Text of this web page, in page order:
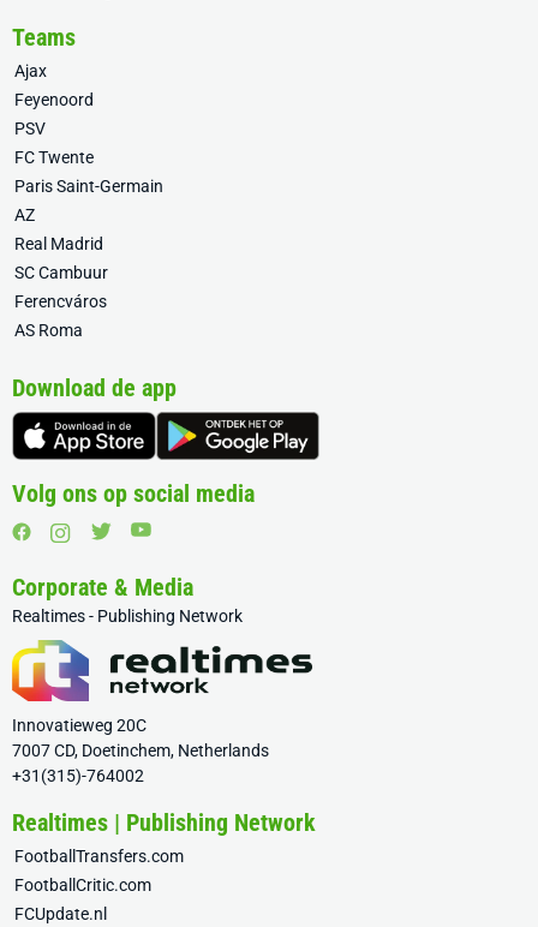
Teams
Ajax
Feyenoord
PSV
FC Twente
Paris Saint-Germain
AZ
Real Madrid
SC Cambuur
Ferencváros
AS Roma
Download de app
Volg ons op social media
Corporate & Media
Realtimes - Publishing Network
Innovatieweg 20C
7007 CD, Doetinchem, Netherlands
+31(315)-764002
Realtimes | Publishing Network
FootballTransfers.com
FootballCritic.com
FCUpdate.nl